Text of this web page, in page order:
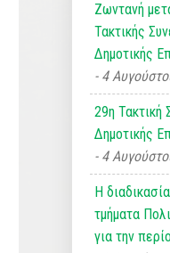
Ζωντανή
Τακτικής
Δημοτικής
4
29η Τακτική
Δημοτικής
4
Η
τμήματα
για την